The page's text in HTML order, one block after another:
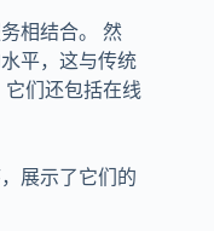
相结合。 然
平，这与传统
们还包括在线
展示了它们的